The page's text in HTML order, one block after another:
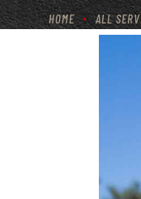
HOME ALL